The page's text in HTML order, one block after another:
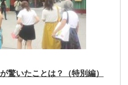
驚いたことは？（特別編）